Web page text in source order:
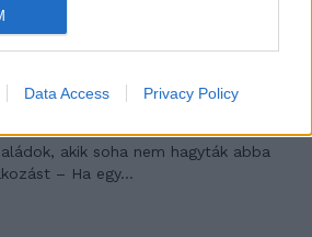
Data Access Privacy Policy
ház, amely a tengerre és a fényre
akik soha nem hagyták abba
– Ha egy...